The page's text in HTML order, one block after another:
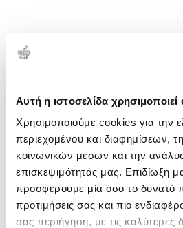
Αυτή η ιστοσελίδα
Χρησιμοποιούμε cookies για την
περιεχομένου και διαφημίσεων,
κοινωνικών μέσων και την
επισκεψιμότητάς μας. Επιδίωξη
προσφέρουμε μία όσο το δυνατό
προτιμήσεις σας και πιο
σας περιήγηση, με τις καλύτερες